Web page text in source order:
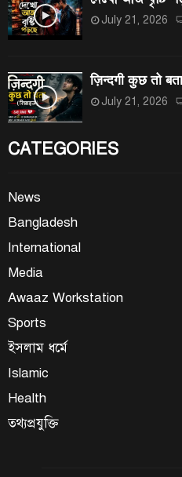
July 21, 2026
ज़िन्दगी कुछ तो
July 21, 2026
CATEGORIES
News
Bangladesh
International
Media
Awaaz Workstation
Sports
ইসলাম ধর্মে
Islamic
Health
তথ্যপ্রযুক্তি